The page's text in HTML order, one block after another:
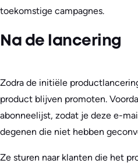
toekomstige campagnes.
Na de lancering
Zodra de initiële
product blijven promoten.
abonneelijst, zodat je deze e-
degenen die niet hebben
Ze sturen naar klanten die het